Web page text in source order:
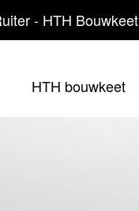
- HTH Bouwkeet
HTH bouwkeet